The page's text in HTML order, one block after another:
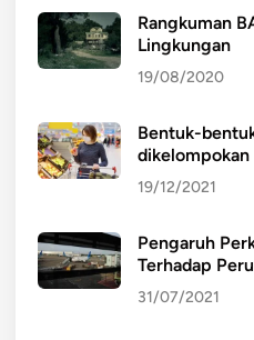
Rangkuman
Lingkungan
19/08/2020
Bentuk-
19/12/2021
Pengaruh
Terhadap
31/07/2021